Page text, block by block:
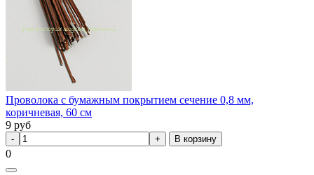
Проволока с бумажным покрытием сечение 0,8 мм,
коричневая, 60 см
9 руб
В корзину
0